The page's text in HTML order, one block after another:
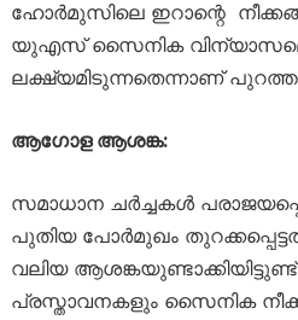
ഹോർമുസിലെ ഇറാന്റെ
യുഎസ് സൈനിക
ലക്ഷ്യമിടുന്നതെന്നാണ് പുറത്തു
ആഗോള ആശങ്ക:
സമാധാന ചർച്ചകൾ
പുതിയ പോർമുഖം
വലിയ ആശങ്കയുണ്ടാക്കിയിട്ടുണ്ട്.
പ്രസ്താവനകളും സൈനിക